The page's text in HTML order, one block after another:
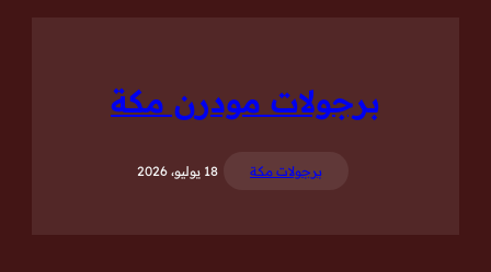
برجولات مودرن مكة
برجولات مكة 18 يوليو، 2026